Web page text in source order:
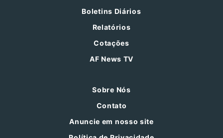
Boletins Diários
Relatórios
Cotações
AF News TV
Sobre Nós
Contato
Anuncie em nosso site